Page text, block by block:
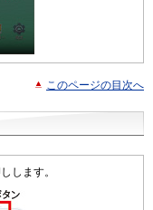
このページの目次へ
します。